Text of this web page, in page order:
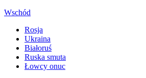
Wschód
Rosja
Ukraina
Białoruś
Ruska smuta
Łowcy onuc